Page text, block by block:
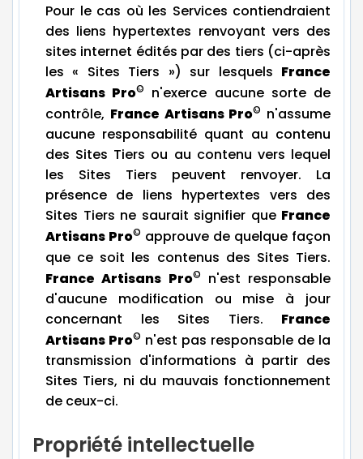
Pour le cas où les Services contiendraient
des liens hypertextes renvoyant vers des
sites internet édités par des tiers (ci-après
les « Sites Tiers ») sur lesquels France
Artisans Pro©
n'exerce aucune sorte de
contrôle, France Artisans Pro© n'assume
aucune responsabilité quant au contenu
des Sites Tiers ou au contenu vers lequel
les Sites Tiers peuvent renvoyer. La
présence de liens hypertextes vers des
Sites Tiers ne saurait signifier que France
Artisans Pro© approuve de quelque façon
que ce soit les contenus des Sites Tiers.
France Artisans Pro©
n'est responsable
d'aucune modification ou mise à jour
concernant les Sites Tiers. France
Artisans Pro© n'est pas responsable de la
transmission d'informations à partir des
Sites Tiers, ni du mauvais fonctionnement
de ceux-ci.
Propriété intellectuelle